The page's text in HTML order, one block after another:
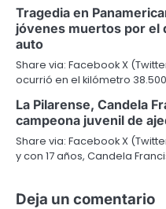
Tragedia en
jóvenes muertos por el
auto
Share via: Facebook X
ocurrió en el kilómetro
La Pilarense, Candela
campeona juvenil de
Share via: Facebook X
y con 17 años, Candela
Deja un comentario